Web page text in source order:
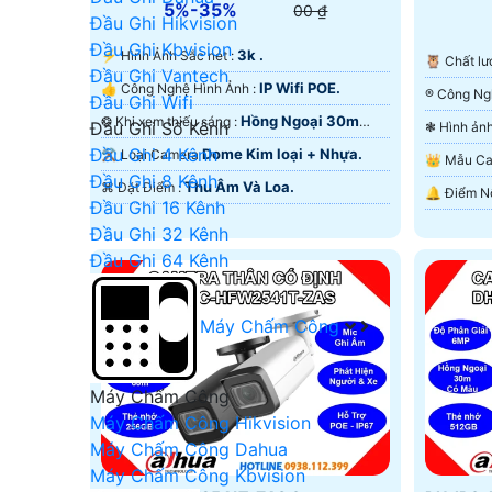
Đầu Ghi Hikvision
Đầu Ghi Kbvision
Đầu Ghi Vantech
Đầu Ghi Wifi
Đầu Ghi Số Kênh
Đầu Ghi 4 Kênh
Đầu Ghi 8 Kênh
Đầu Ghi 16 Kênh
Đầu Ghi 32 Kênh
Đầu Ghi 64 Kênh
Máy Chấm Công
Máy Chấm Công
Máy Chấm Công Hikvision
Máy Chấm Công Dahua
Máy Chấm Công Kbvision
5%-35% 00 ₫
️⚡ Hình Ảnh Sắc nét : 3k .
👍 Công Nghệ Hình Ảnh : IP Wifi POE.
❂ Khi xem thiếu sáng : Hồng Ngoại 30m
Hồng Ngoại SMD.
⚒ Loại CameraDome Kim loại + Nhựa.
️⌘ Đặt Điểm :Thu Âm Và Loa.
🦉 Chất
Màu Ban
👑 Mẫu